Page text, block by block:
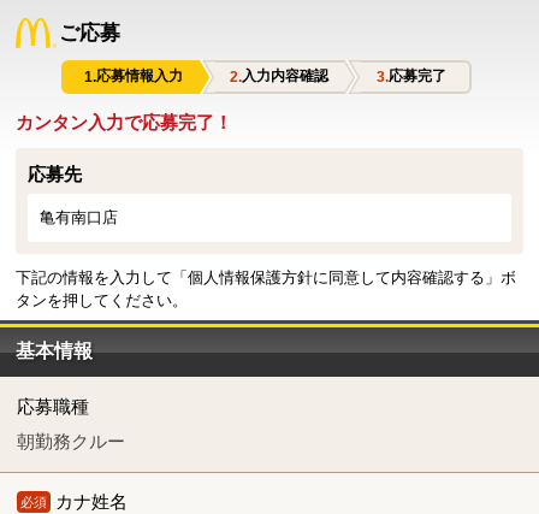
ご応募
応募情報入力 入力内容確認 応募完了
カンタン入力で応募完了！
応募先
亀有南口店
下記の情報を入力して「個人情報保護方針に同意して内容確認する」ボ
タンを押してください。
基本情報
応募職種
朝勤務クルー
必須 カナ姓名